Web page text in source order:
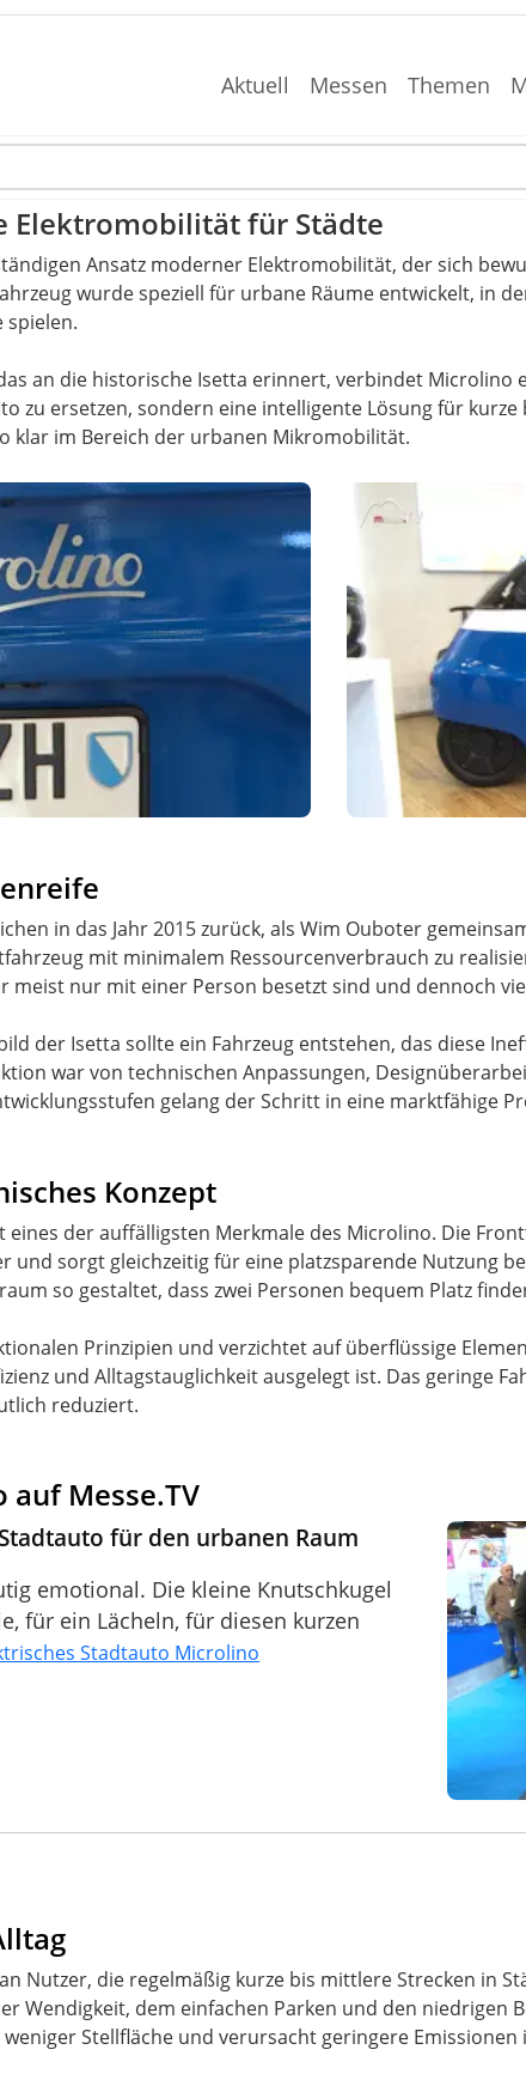
Aktuell Messen Themen
Elektromobilität für Städte
Ansatz moderner Elektromobilität, der sich
wurde speziell für urbane Räume entwickelt, in
spielen.
an die historische Isetta erinnert, verbindet Microlino
zu ersetzen, sondern eine intelligente Lösung für
klar im Bereich der urbanen Mikromobilität.
in das Jahr 2015 zurück, als Wim Ouboter
mit minimalem Ressourcenverbrauch zu
meist nur mit einer Person besetzt sind und dennoch
der Isetta sollte ein Fahrzeug entstehen, das diese
war von technischen Anpassungen,
gelang der Schritt in eine marktfähige
Konzept
eines der auffälligsten Merkmale des Microlino. Die
und sorgt gleichzeitig für eine platzsparende Nutzung
so gestaltet, dass zwei Personen bequem Platz
Prinzipien und verzichtet auf überflüssige
und Alltagstauglichkeit ausgelegt ist. Das geringe
reduziert.
Messe.TV
für den urbanen Raum
emotional. Die kleine Knutschkugel
für ein Lächeln, für diesen kurzen
Stadtauto Microlino
Nutzer, die regelmäßig kurze bis mittlere Strecken in
Wendigkeit, dem einfachen Parken und den niedrigen
Stellfläche und verursacht geringere Emissionen